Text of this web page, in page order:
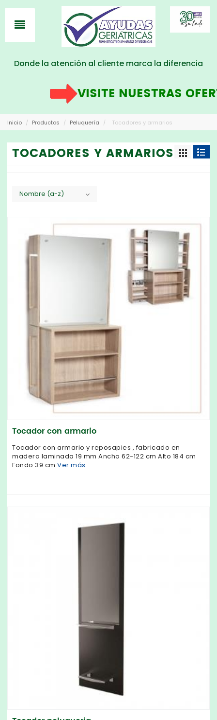
Donde la atención al cliente marca la diferencia
VISITE NUESTRAS
Inicio / Productos / Peluquería / Tocadores y armarios
TOCADORES Y ARMARIOS
Nombre (a-z)
Tocador con armario
Tocador con armario y reposapies , fabricado en
madera laminada 19 mm Ancho 62-122 cm Alto 184 cm
Fondo 39 cm Ver más